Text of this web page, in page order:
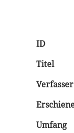
ID
Titel
Verfasser
Umfang